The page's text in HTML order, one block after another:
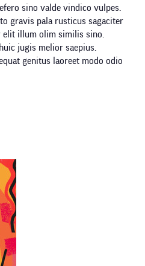
sino valde vindico vulpes.
gravis pala rusticus sagaciter
elit illum olim similis sino.
jugis melior saepius.
genitus laoreet modo odio